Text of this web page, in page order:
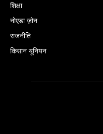
शिक्षा
नोएडा ज़ोन
राजनीति
किसान यूनियन